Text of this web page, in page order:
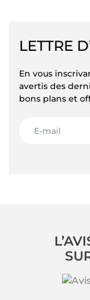
LETTRE
En vous
avertis des
bons plans et